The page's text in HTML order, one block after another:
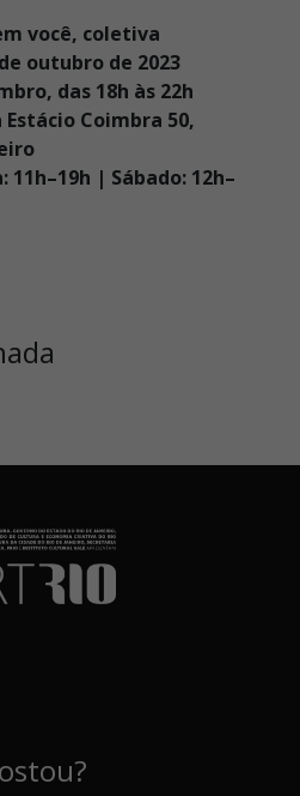
você, coletiva
outubro de 2023
das 18h às 22h
Coimbra 50,
| Sábado: 12h–